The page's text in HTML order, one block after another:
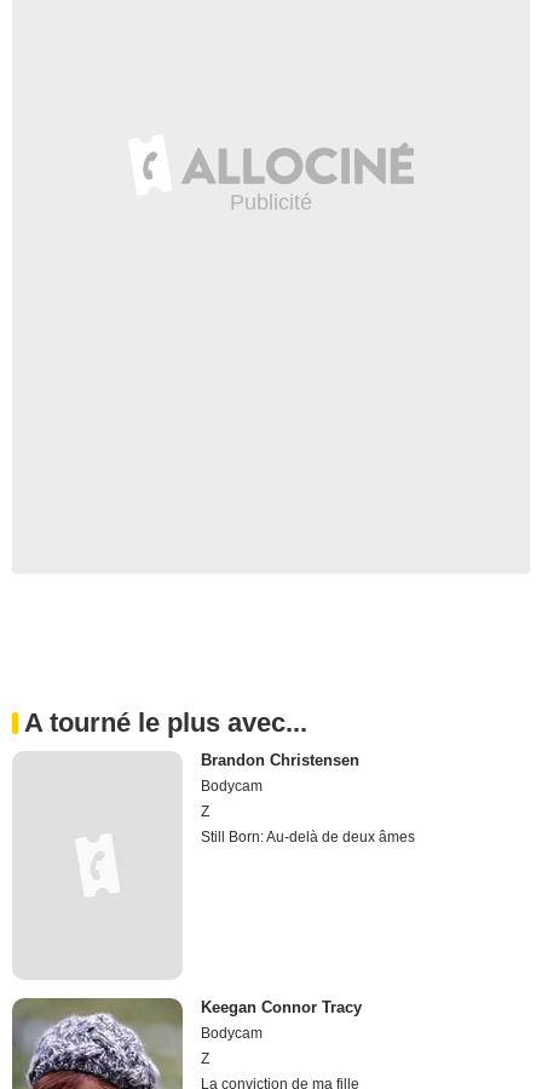
A tourné le plus avec...
Brandon Christensen
Bodycam
Z
Still Born: Au-delà de deux âmes
Keegan Connor Tracy
Bodycam
Z
La conviction de ma fille